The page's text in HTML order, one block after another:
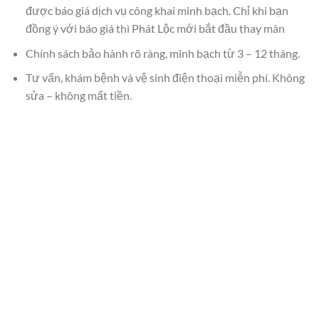
được báo giá dịch vụ công khai minh bạch. Chỉ khi bạn
đồng ý với báo giá thì Phát Lộc mới bắt đầu thay màn
Chính sách bảo hành rõ ràng, minh bạch từ 3 – 12 tháng.
Tư vấn, khám bệnh và vệ sinh điện thoại miễn phí. Không
sửa – không mất tiền.